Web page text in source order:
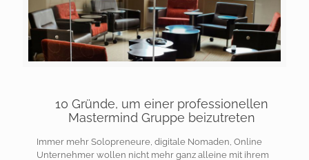
10 Gründe, um einer professionellen
Mastermind Gruppe beizutreten
Immer mehr Solopreneure, digitale Nomaden, Online
Unternehmer wollen nicht mehr ganz alleine mit ihrem